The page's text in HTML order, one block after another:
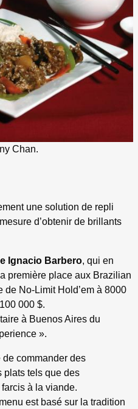
Chan.
une solution de repli
d’obtenir de brillants
Ignacio Barbero, qui en
première place aux Brazilian
de No-Limit Hold’em à 8000
000 $.
à Buenos Aires du
».
de commander des
plats tels que des
à la viande.
est basé sur la tradition